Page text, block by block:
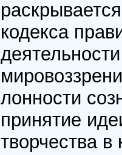
кодекса
лонности
принятие
творчества